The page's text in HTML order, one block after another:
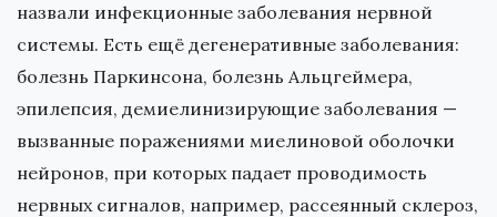
назвали инфекционные заболевания нервной
системы. Есть ещё дегенеративные заболевания:
болезнь Паркинсона, болезнь Альцгеймера,
эпилепсия, демиелинизирующие заболевания —
вызванные поражениями миелиновой оболочки
нейронов, при которых падает проводимость
нервных сигналов, например, рассеянный склероз,